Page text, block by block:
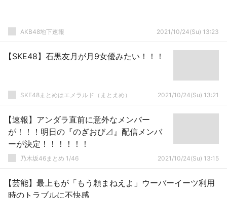
AKB48地下速報 2021/10/24(Su) 13:23
【SKE48】石黒友月が月9女優みたい！！！
SKE48まとめはエメラルド（まとえめ） 2021/10/24(Su) 13:21
【速報】アンダラ直前に意外なメンバー
が！！！明日の『のぎおび⊿』配信メンバ
ーが決定！！！！！！
乃木坂46まとめ 1/46 2021/10/24(Su) 13:15
【芸能】最上もが「もう頼まねえよ」ウーバーイーツ利用
時のトラブルに不快感